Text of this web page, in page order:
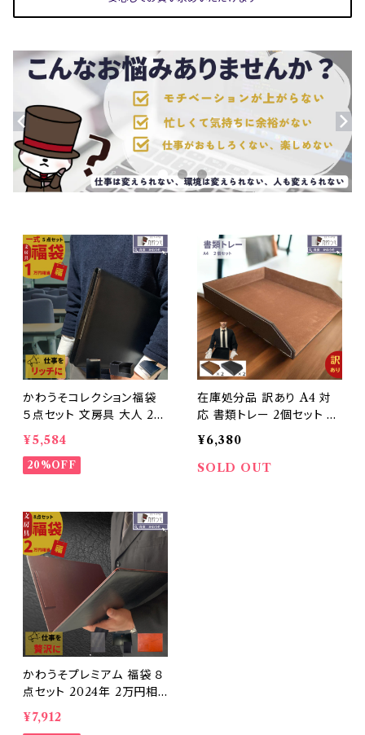
かわうそコレクション福袋
５点セット 文房具 大人 20
25 できる男 1万円相当 訳
あり アウトレット ビジネス
バッグ おしゃれ 高級感 バイ
¥5,584
20%OFF
在庫処分品 訳あり A4 対
応 書類トレー 2個セット レ
ターケース PUレザー 合成
皮革 収納 卓上トレイ 整理
高級感 おしゃれ ブラウン ブ
¥6,380
SOLD OUT
かわうそプレミアム 福袋 ８
点セット 2024年 2万円相
当 お得すぎる 豪華 メンズ
大人 ビジネス 文具 訳あり
¥7,912